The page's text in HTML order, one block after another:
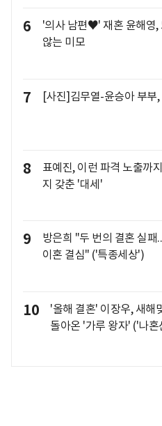
6
'의사 남편♥' 재혼 윤해영,
않는 미모
7 [사진]김무열-윤승아 부부
8
표예진, 이런 파격 노출까
지 갖춘 '대세'
9
방은희 "두 번의 결혼 실패
이혼 결심" ('특종세상')
10
'올해 결혼' 이장우, 새해
돌아온 '가루 왕자' ('나혼